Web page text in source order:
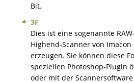
Bit.
3F
Dies ist eine sogenannte
Highend-Scanner von Imacon
erzeugen. Sie können diese
speziellen Photoshop-Plugin
oder mit der Scannersoftware